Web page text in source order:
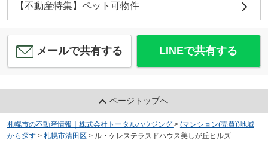
【不動産特集】ペット可物件
メールで共有する LINEで共有する
ページトップへ
札幌市の不動産情報｜株式会社トータルハウジング > (マンション(売買))地域
から探す > 札幌市清田区 > ル・ケレステラスドハウス美しが丘ヒルズ